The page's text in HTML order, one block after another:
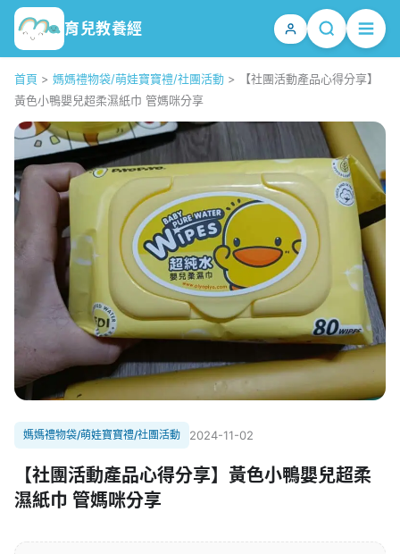
育兒教養經
首頁 > 媽媽禮物袋/萌娃寶寶禮/社團活動 >
【社團活動產品心得分享】
黃色小鴨嬰兒超柔濕紙巾 管媽咪分享
媽媽禮物袋/萌娃寶寶禮/社團活動 2024-11-02
【社團活動產品心得分享】黃色小鴨嬰兒超柔
濕紙巾 管媽咪分享